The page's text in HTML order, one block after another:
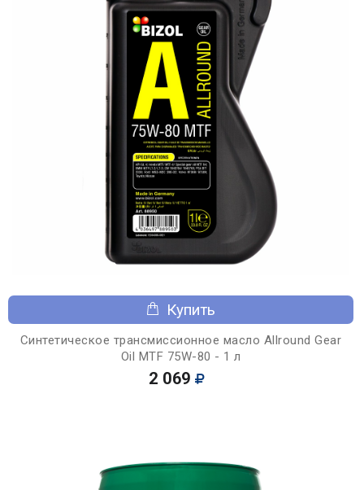
Купить
Синтетическое трансмиссионное масло Allround Gear
Oil MTF 75W-80 - 1 л
2 069